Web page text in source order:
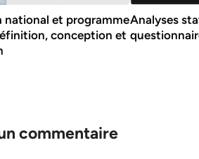
national et programme
conception et
Analyses
commentaire